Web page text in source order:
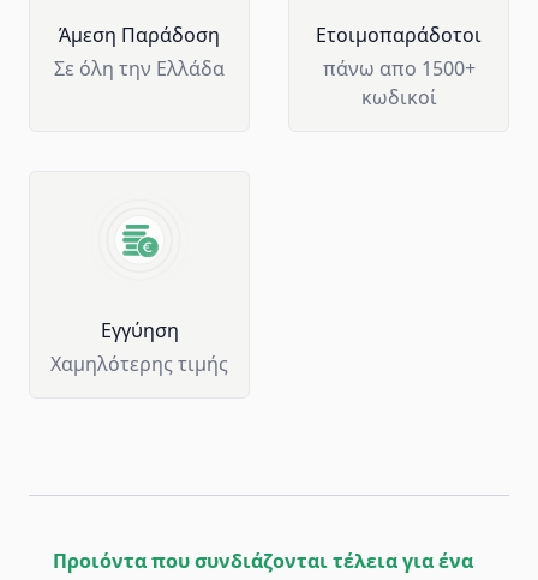
Άμεση Παράδοση
Σε όλη την Ελλάδα
Ετοιμοπαράδοτοι
πάνω απο 1500+
κωδικοί
Eγγύηση
Χαμηλότερης τιμής
Προιόντα που συνδιάζονται τέλεια για ένα